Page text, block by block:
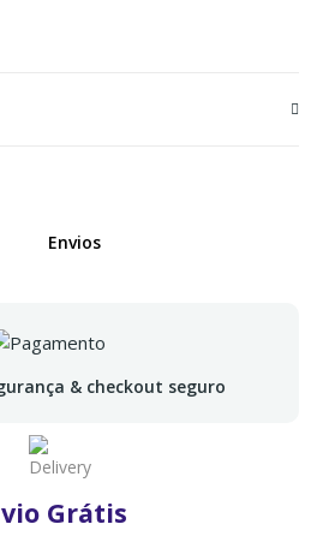
Envios
& checkout seguro
Grátis